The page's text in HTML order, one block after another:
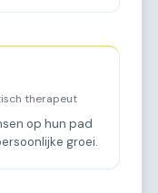
therapeut
op hun pad
groei.